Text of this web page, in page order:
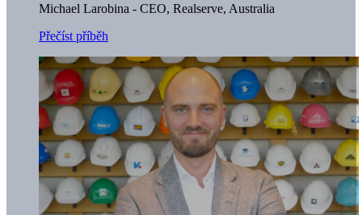
Michael Larobina - CEO, Realserve, Australia
Přečíst příběh